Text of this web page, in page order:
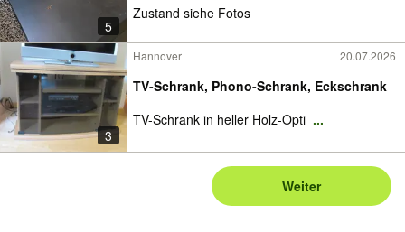
5
Zustand siehe Fotos
3
Hannover 20.07.2026
TV-Schrank, Phono-Schrank, Eckschrank
TV-Schrank in heller Holz-Opti ...
Weiter